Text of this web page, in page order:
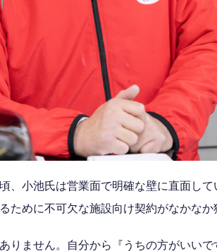
、小池氏は営業面で明確な壁に直面し
ために不可欠な施設向け契約がなかなか
りません。自分から『うちの方がいい